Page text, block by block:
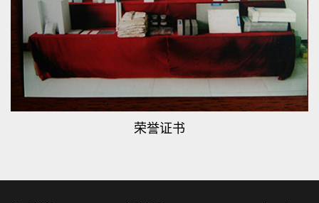
荣誉证书